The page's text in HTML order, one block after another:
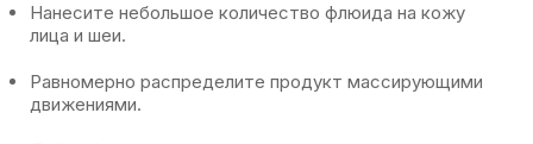
Нанесите небольшое количество флюида на кожу
лица и шеи.
Равномерно распределите продукт массирующими
движениями.